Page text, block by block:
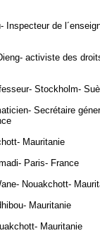
Inspecteur de
activiste des
Stockholm-
Secrétaire
Mauritanie
Paris- France
Nouakchott-
Mauritanie
Mauritanie